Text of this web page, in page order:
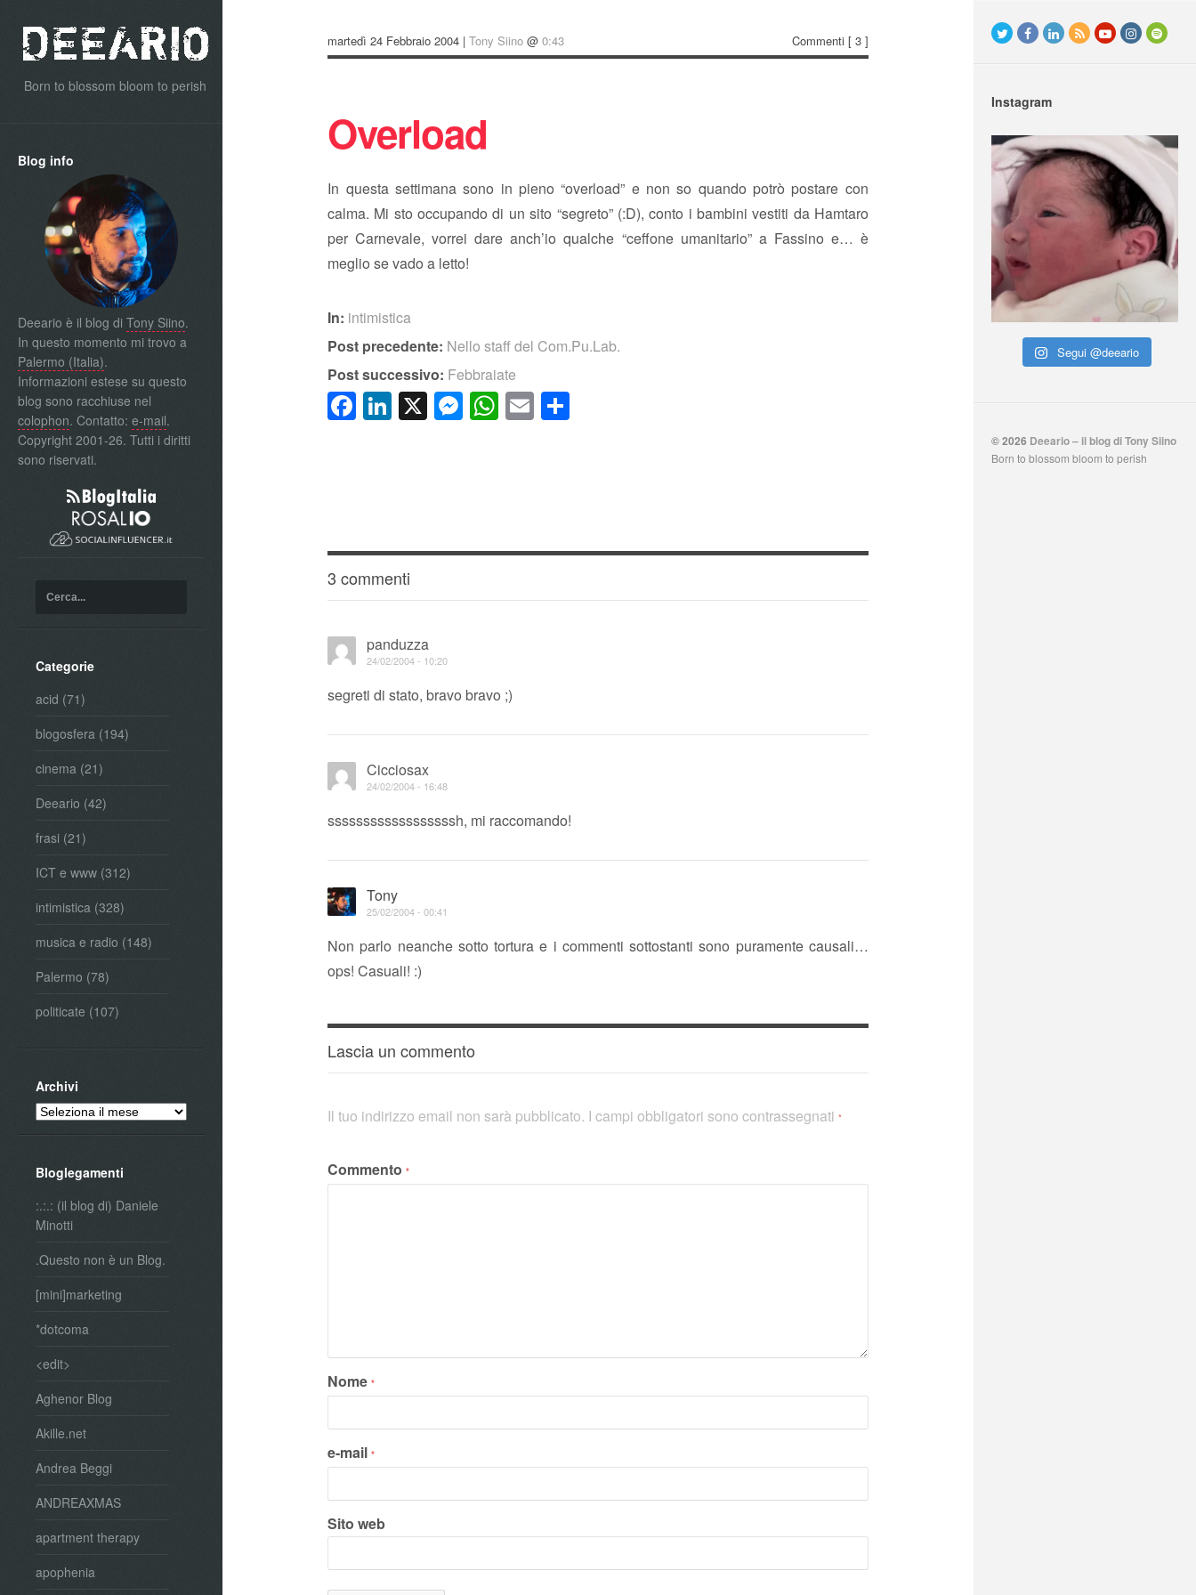
Born to blossom bloom to perish
Blog info
Deeario è il blog di Tony Siino.
In questo momento mi trovo a
Palermo (Italia).
Informazioni estese su questo
blog sono racchiuse nel
colophon. Contatto: e-mail.
Copyright 2001-26. Tutti i diritti
sono riservati.
Categorie
acid (71)
blogosfera (194)
cinema (21)
Deeario (42)
frasi (21)
ICT e www (312)
intimistica (328)
musica e radio (148)
Palermo (78)
politicate (107)
Archivi
Archivi
Bloglegamenti
:.:.: (il blog di) Daniele
Minotti
.Questo non è un Blog.
[mini]marketing
*dotcoma
<edit>
Aghenor Blog
Akille.net
Andrea Beggi
ANDREAXMAS
apartment therapy
apophenia
martedì 24 Febbraio 2004 |Tony Siino @0:43 Commenti [ 3 ]
Overload
In questa settimana sono in pieno “overload” e non so quando potrò postare con
calma. Mi sto occupando di un sito “segreto” (:D), conto i bambini vestiti da Hamtaro
per Carnevale, vorrei dare anch’io qualche “ceffone umanitario” a Fassino e… è
meglio se vado a letto!
In: intimistica
Post precedente: Nello staff del Com.Pu.Lab.
Post successivo: Febbraiate
Facebook
LinkedIn
X Messenger
WhatsApp
Email
3 commenti
panduzza
24/02/2004 - 10:20
segreti di stato, bravo bravo ;)
Cicciosax
24/02/2004 - 16:48
ssssssssssssssssssh, mi raccomando!
Tony
25/02/2004 - 00:41
Non parlo neanche sotto tortura e i commenti sottostanti sono puramente causali…
ops! Casuali! :)
Lascia un commento
Il tuo indirizzo email non sarà pubblicato. I campi obbligatori sono contrassegnati*
Commento*
Nome*
e-mail*
Sito web
Instagram
Segui @deeario
© 2026 Deeario – il blog di Tony Siino
Born to blossom bloom to perish